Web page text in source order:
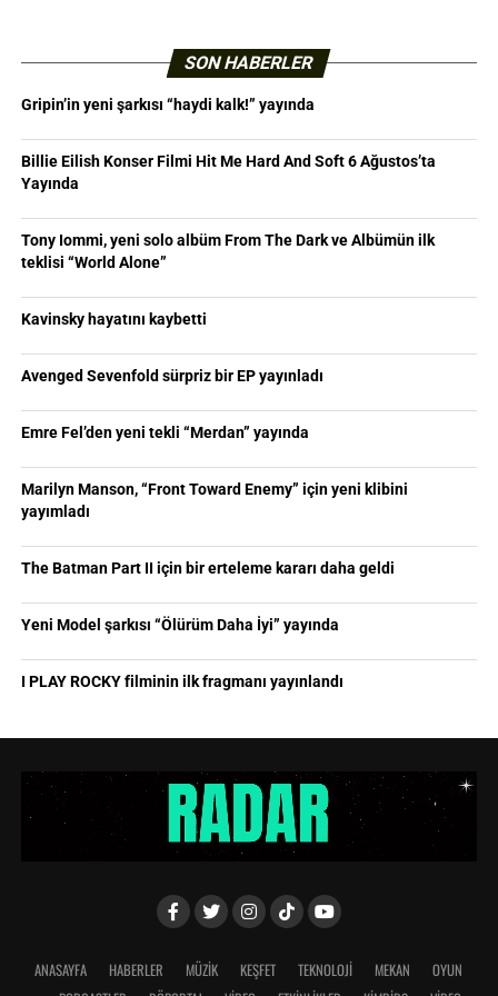
SON HABERLER
Gripin’in yeni şarkısı “haydi kalk!” yayında
Billie Eilish Konser Filmi Hit Me Hard And Soft 6 Ağustos’ta
Yayında
Tony Iommi, yeni solo albüm From The Dark ve Albümün ilk
teklisi “World Alone”
Kavinsky hayatını kaybetti
Avenged Sevenfold sürpriz bir EP yayınladı
Emre Fel’den yeni tekli “Merdan” yayında
Marilyn Manson, “Front Toward Enemy” için yeni klibini
yayımladı
The Batman Part II için bir erteleme kararı daha geldi
Yeni Model şarkısı “Ölürüm Daha İyi” yayında
I PLAY ROCKY filminin ilk fragmanı yayınlandı
ANASAYFA HABERLER MÜZİK KEŞFET TEKNOLOJİ MEKAN
OYUN